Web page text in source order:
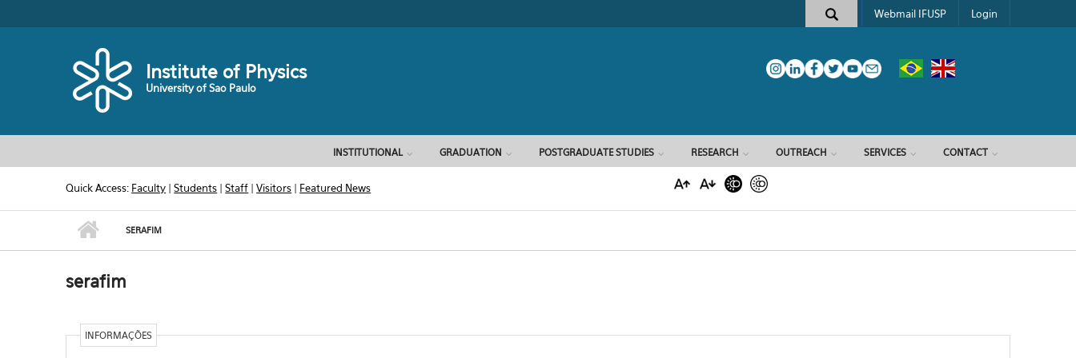
Search form
Webmail IFUSP Login
Institute of Physics
University of Sao Paulo
INSTITUTIONAL GRADUATION POSTGRADUATE STUDIES RESEARCH OUTREACH SERVICES CONTACT
Quick Access: Faculty |Students |Staff |Visitors | Featured News
SERAFIM
serafim
INFORMAÇÕES